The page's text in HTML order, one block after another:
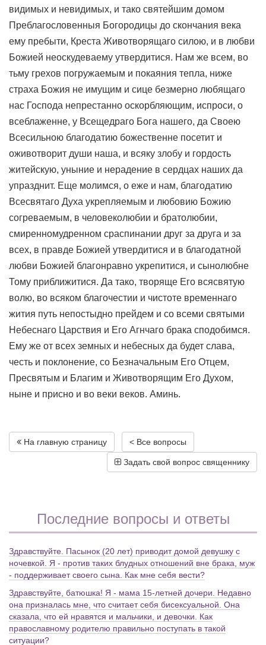
видимых и невидимых, и тако святейшим домом
Преблагословенныя Богородицы до скончания века
ему пребыти, Креста Животворящаго силою, и в любви
Божией неоскудеваему утвердитися. Нам же всем, во
тьму грехов погружаемым и покаяния тепла, ниже
страха Божия не имущим и сице безмерно любящаго
нас Господа непрестанно оскорбляющим, испроси, о
всеблаженне, у Всещедраго Бога нашего, да Своею
Всесильною благодатию божественне посетит и
оживотворит души наша, и всяку злобу и гордость
житейскую, уныние и нерадение в сердцах наших да
упразднит. Еще молимся, о еже и нам, благодатию
Всесвятаго Духа укрепляемым и любовию Божию
согреваемым, в человеколюбии и братолюбии,
смиренномудренном сраспинании друг за друга и за
всех, в правде Божией утвердитися и в благодатной
любви Божией благонравно укрепитися, и сынолюбне
Тому приближитися. Да тако, творяще Его всясвятую
волю, во всяком благочестии и чистоте временнаго
жития путь непостыдно прейдем и со всеми святыми
Небеснаго Царствия и Его Агнчаго брака сподобимся.
Ему же от всех земных и небесных да будет слава,
честь и поклонение, со Безначальным Его Отцем,
Пресвятым и Благим и Животворящим Его Духом,
ныне и присно и во веки веков. Аминь.
На главную страницу < Все вопросы
Задать свой вопрос священнику
Последние вопросы и ответы
Здравствуйте. Пасынок (20 лет) приводит домой девушку с
ночевкой. Я - против таких блудных отношений вне брака, муж
- поддерживает своего сына. Как мне себя вести?
Здравствуйте, батюшка! Я - мама 15-летней дочери. Недавно
она призналась мне, что считает себя бисексуальной. Она
сказала, что ей нравятся и мальчики, и девочки. Как
православному родителю правильно поступать в такой
ситуации?